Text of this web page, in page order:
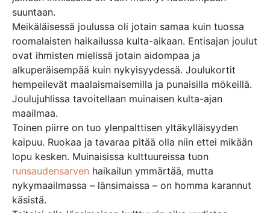
suuntaan.
Meikäläisessä joulussa oli jotain samaa kuin tuossa
roomalaisten haikailussa kulta-aikaan. Entisajan joulut
ovat ihmisten mielissä jotain aidompaa ja
alkuperäisempää kuin nykyisyydessä. Joulukortit
hempeilevät maalaismaisemilla ja punaisilla mökeillä.
Joulujuhlissa tavoitellaan muinaisen kulta-ajan
maailmaa.
Toinen piirre on tuo ylenpalttisen yltäkylläisyyden
kaipuu. Ruokaa ja tavaraa pitää olla niin ettei mikään
lopu kesken. Muinaisissa kulttuureissa tuon
runsaudensarven haikailun ymmärtää, mutta
nykymaailmassa – länsimaissa – on homma karannut
käsistä.